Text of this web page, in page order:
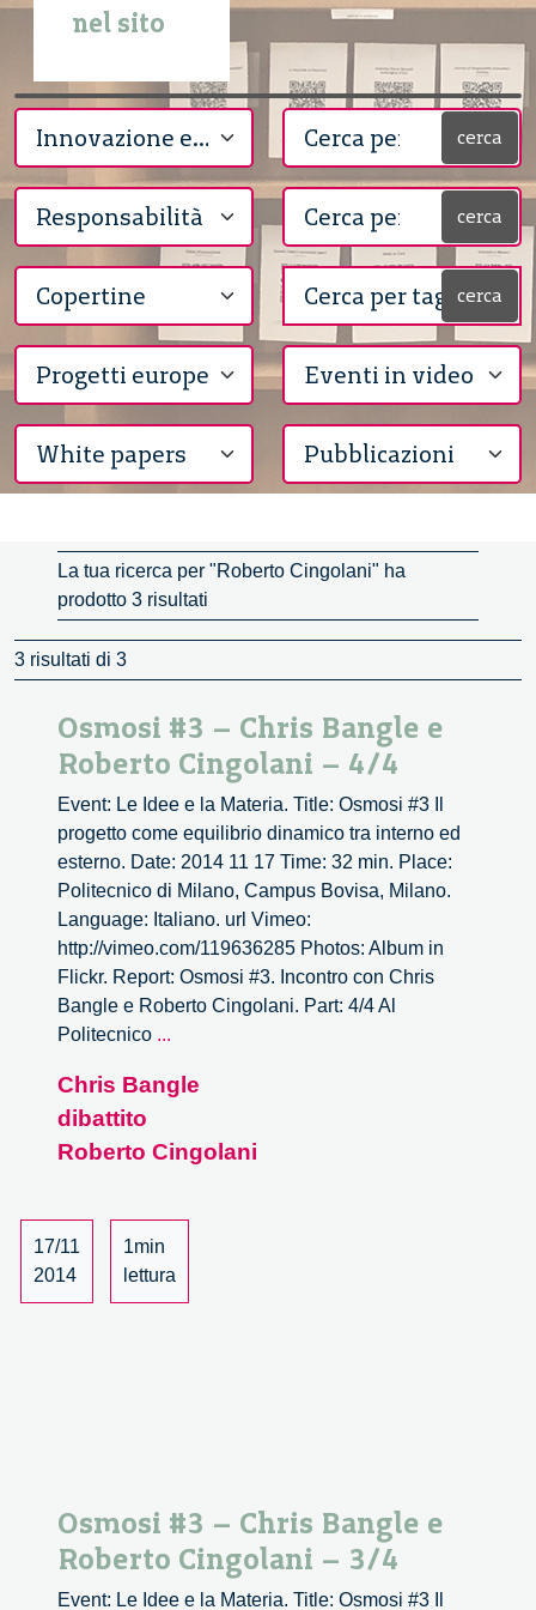
nel sito
cerca
cerca
cerca
La tua ricerca per "Roberto Cingolani" ha
prodotto 3 risultati
3 risultati di 3
Osmosi #3 – Chris Bangle e
Roberto Cingolani – 4/4
Event: Le Idee e la Materia. Title: Osmosi #3 Il
progetto come equilibrio dinamico tra interno ed
esterno. Date: 2014 11 17 Time: 32 min. Place:
Politecnico di Milano, Campus Bovisa, Milano.
Language: Italiano. url Vimeo:
http://vimeo.com/119636285 Photos: Album in
Flickr. Report: Osmosi #3. Incontro con Chris
Bangle e Roberto Cingolani. Part: 4/4 Al
Politecnico ...
–
Bangle
Chris Bangle
dibattito
Roberto Cingolani
17/11
2014
1min
lettura
Osmosi #3 – Chris Bangle e
Roberto Cingolani – 3/4
Event: Le Idee e la Materia. Title: Osmosi #3 Il